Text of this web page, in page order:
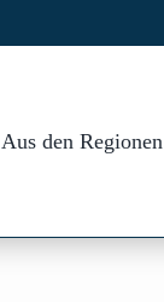
Aus den Regionen